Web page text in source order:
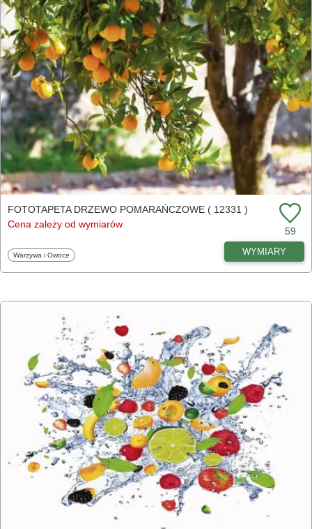
FOTOTAPETA DRZEWO POMARAŃCZOWE ( 12331 )
Cena zależy od wymiarów
59
Fototapety
Warzywa i Owoce WYMIARY